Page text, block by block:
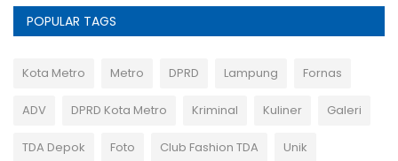
POPULAR TAGS
Kota Metro Metro DPRD Lampung Fornas
ADV DPRD Kota Metro Kriminal Kuliner Galeri
TDA Depok Foto Club Fashion TDA Unik